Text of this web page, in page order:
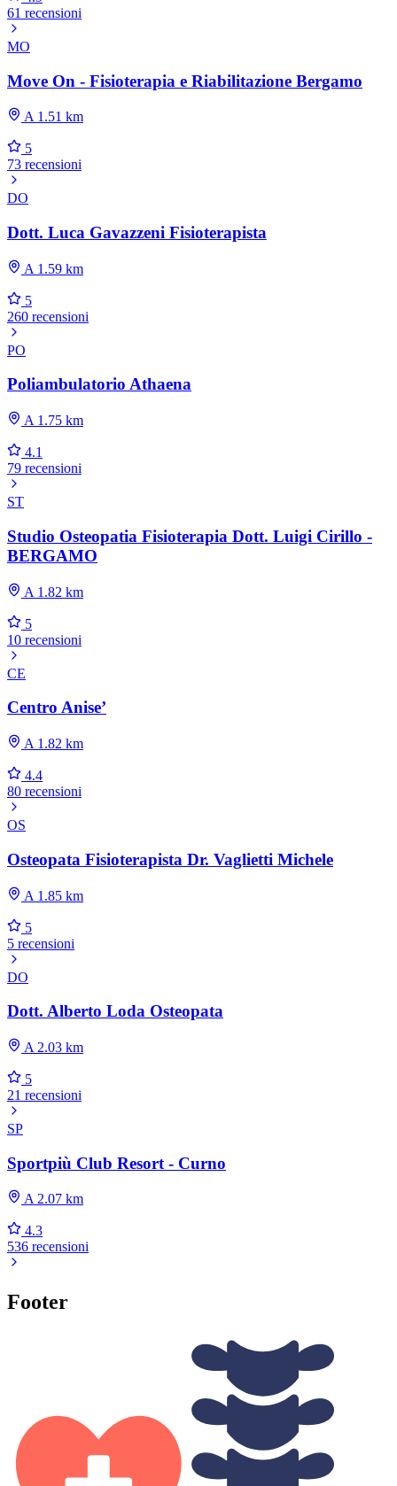
61 recensioni
MO
Move On - Fisioterapia e Riabilitazione Bergamo
A 1.51 km
5
73 recensioni
DO
Dott. Luca Gavazzeni Fisioterapista
A 1.59 km
5
260 recensioni
PO
Poliambulatorio Athaena
A 1.75 km
4.1
79 recensioni
ST
Studio Osteopatia Fisioterapia Dott. Luigi Cirillo -
BERGAMO
A 1.82 km
5
10 recensioni
CE
Centro Anise’
A 1.82 km
4.4
80 recensioni
OS
Osteopata Fisioterapista Dr. Vaglietti Michele
A 1.85 km
5
5 recensioni
DO
Dott. Alberto Loda Osteopata
A 2.03 km
5
21 recensioni
SP
Sportpiù Club Resort - Curno
A 2.07 km
4.3
536 recensioni
Footer